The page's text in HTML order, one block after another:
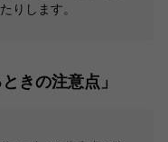
りします。
きの注意点」